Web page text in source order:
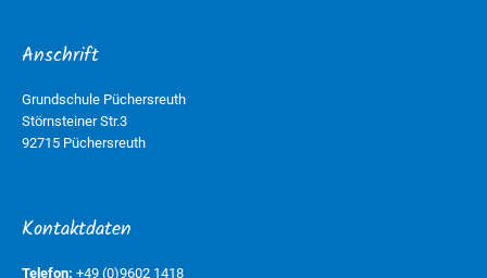
Anschrift
Grundschule Püchersreuth
Störnsteiner Str.3
92715 Püchersreuth
Kontaktdaten
Telefon: +49 (0)9602 1418